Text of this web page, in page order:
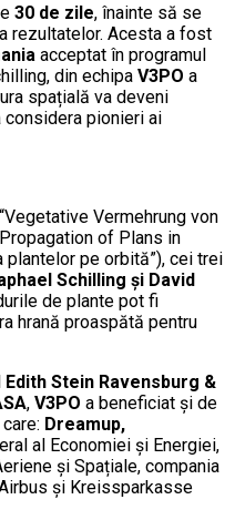
30 de zile, înainte să se
rezultatelor. Acesta a fost
acceptat în programul
din echipa V3PO a
spațială va deveni
considera pionieri ai
Vermehrung von
of Plans in
plantelor pe orbită”), cei trei
Schilling și David
de plante pot fi
hrană proaspătă pentru
Edith Stein Ravensburg &
, V3PO a beneficiat și de
Dreamup,
al Economiei și Energiei,
și Spațiale, compania
și Kreissparkasse